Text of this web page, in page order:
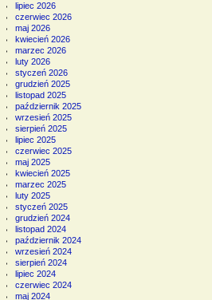
lipiec 2026
czerwiec 2026
maj 2026
kwiecień 2026
marzec 2026
luty 2026
styczeń 2026
grudzień 2025
listopad 2025
październik 2025
wrzesień 2025
sierpień 2025
lipiec 2025
czerwiec 2025
maj 2025
kwiecień 2025
marzec 2025
luty 2025
styczeń 2025
grudzień 2024
listopad 2024
październik 2024
wrzesień 2024
sierpień 2024
lipiec 2024
czerwiec 2024
maj 2024